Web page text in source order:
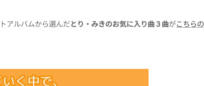
アルバムから選んだとり・みきのお気に入り曲３曲がこちらの